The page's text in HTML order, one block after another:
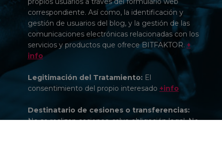
correspondiente. Así como, la identificación y
gestión de usuarios del blog, y la gestión de las
comunicaciones electrónicas relacionadas con los
servicios y productos que ofrece BITFAKTOR. +
info
Legitimación del Tratamiento: El
consentimiento del propio interesado +info
Destinatario de cesiones o transferencias:
No se realizan cesiones, salvo obligación legal. No